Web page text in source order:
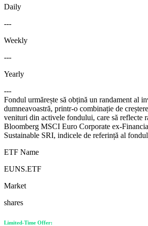
Daily
---
Weekly
---
Yearly
---
Fondul urmărește să obțină un randament al
dumneavoastră, printr-o combinație de
venituri din activele fondului, care să reflecte
Bloomberg MSCI Euro Corporate ex-
Sustainable SRI, indicele de referință al
ETF Name
EUNS.ETF
Market
shares
Limited-Time Offer: